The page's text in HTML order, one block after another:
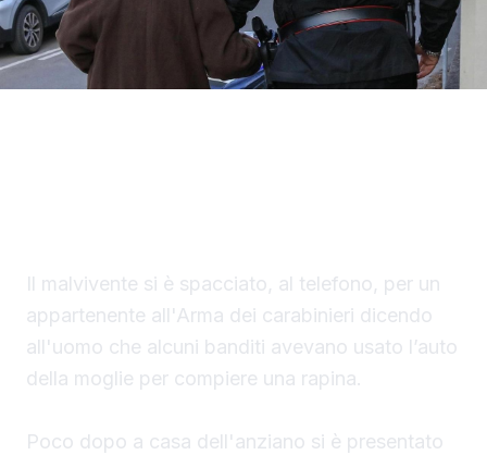
Il malvivente si è spacciato, al telefono, per un
appartenente all'Arma dei carabinieri dicendo
all'uomo che alcuni banditi avevano usato l’auto
della moglie per compiere una rapina.
Poco dopo a casa dell'anziano si è presentato